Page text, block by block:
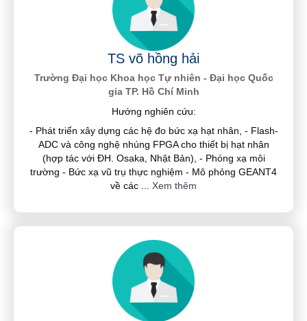
TS võ hồng hải
Trường Đại học Khoa học Tự nhiên - Đại học Quốc
gia TP. Hồ Chí Minh
Hướng nghiên cứu:
- Phát triển xây dựng các hệ đo bức xạ hạt nhân, - Flash-
ADC và công nghệ nhúng FPGA cho thiết bị hạt nhân
(hợp tác với ĐH. Osaka, Nhật Bản), - Phóng xạ môi
trường - Bức xạ vũ trụ thực nghiệm - Mô phỏng GEANT4
về các
Xem thêm